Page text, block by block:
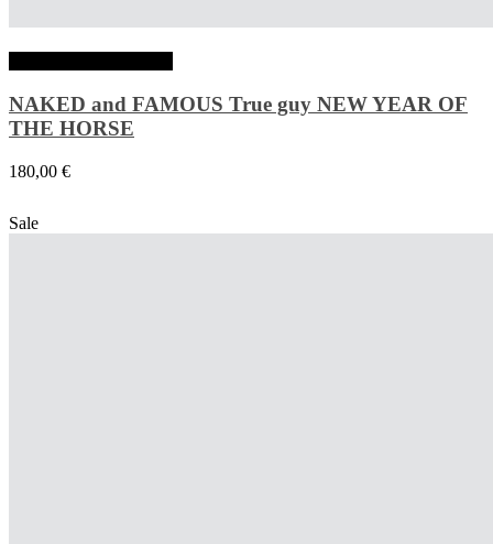
NAKED and FAMOUS True guy NEW YEAR OF
THE HORSE
180,00 €
Sale